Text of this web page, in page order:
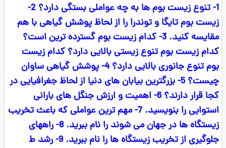
1- تنوع زیست بوم ها به چه عواملی بستگی دارد؟ 2-
زیست بوم تایگا و توندرا را از لحاظ پوشش گیاهی با هم
مقایسه کنید. 3- کدام زیست بوم گسترده ترین است؟
کدام زیست بوم تنوع زیستی بالایی دارد؟ کدام زیست
بوم تنوع جانوری بالایی دارد؟ 4- پوشش گیاهی ساوان
چیست؟ 5- بزرگترین بیابان های دنیا از لحاظ جغرافیایی در
کجا قرار دارند؟ 6- اهمیت و ارزش جنگل های بارانی
استوایی را بنویسید. 7- مهم ترین عواملی که باعث تخریب
زیستگاه ها در جهان می شوند را نام ببرید. 8- راههای
جلوگیری از تخریب زیستگاه ها را نام ببرید. 9- رشد ط